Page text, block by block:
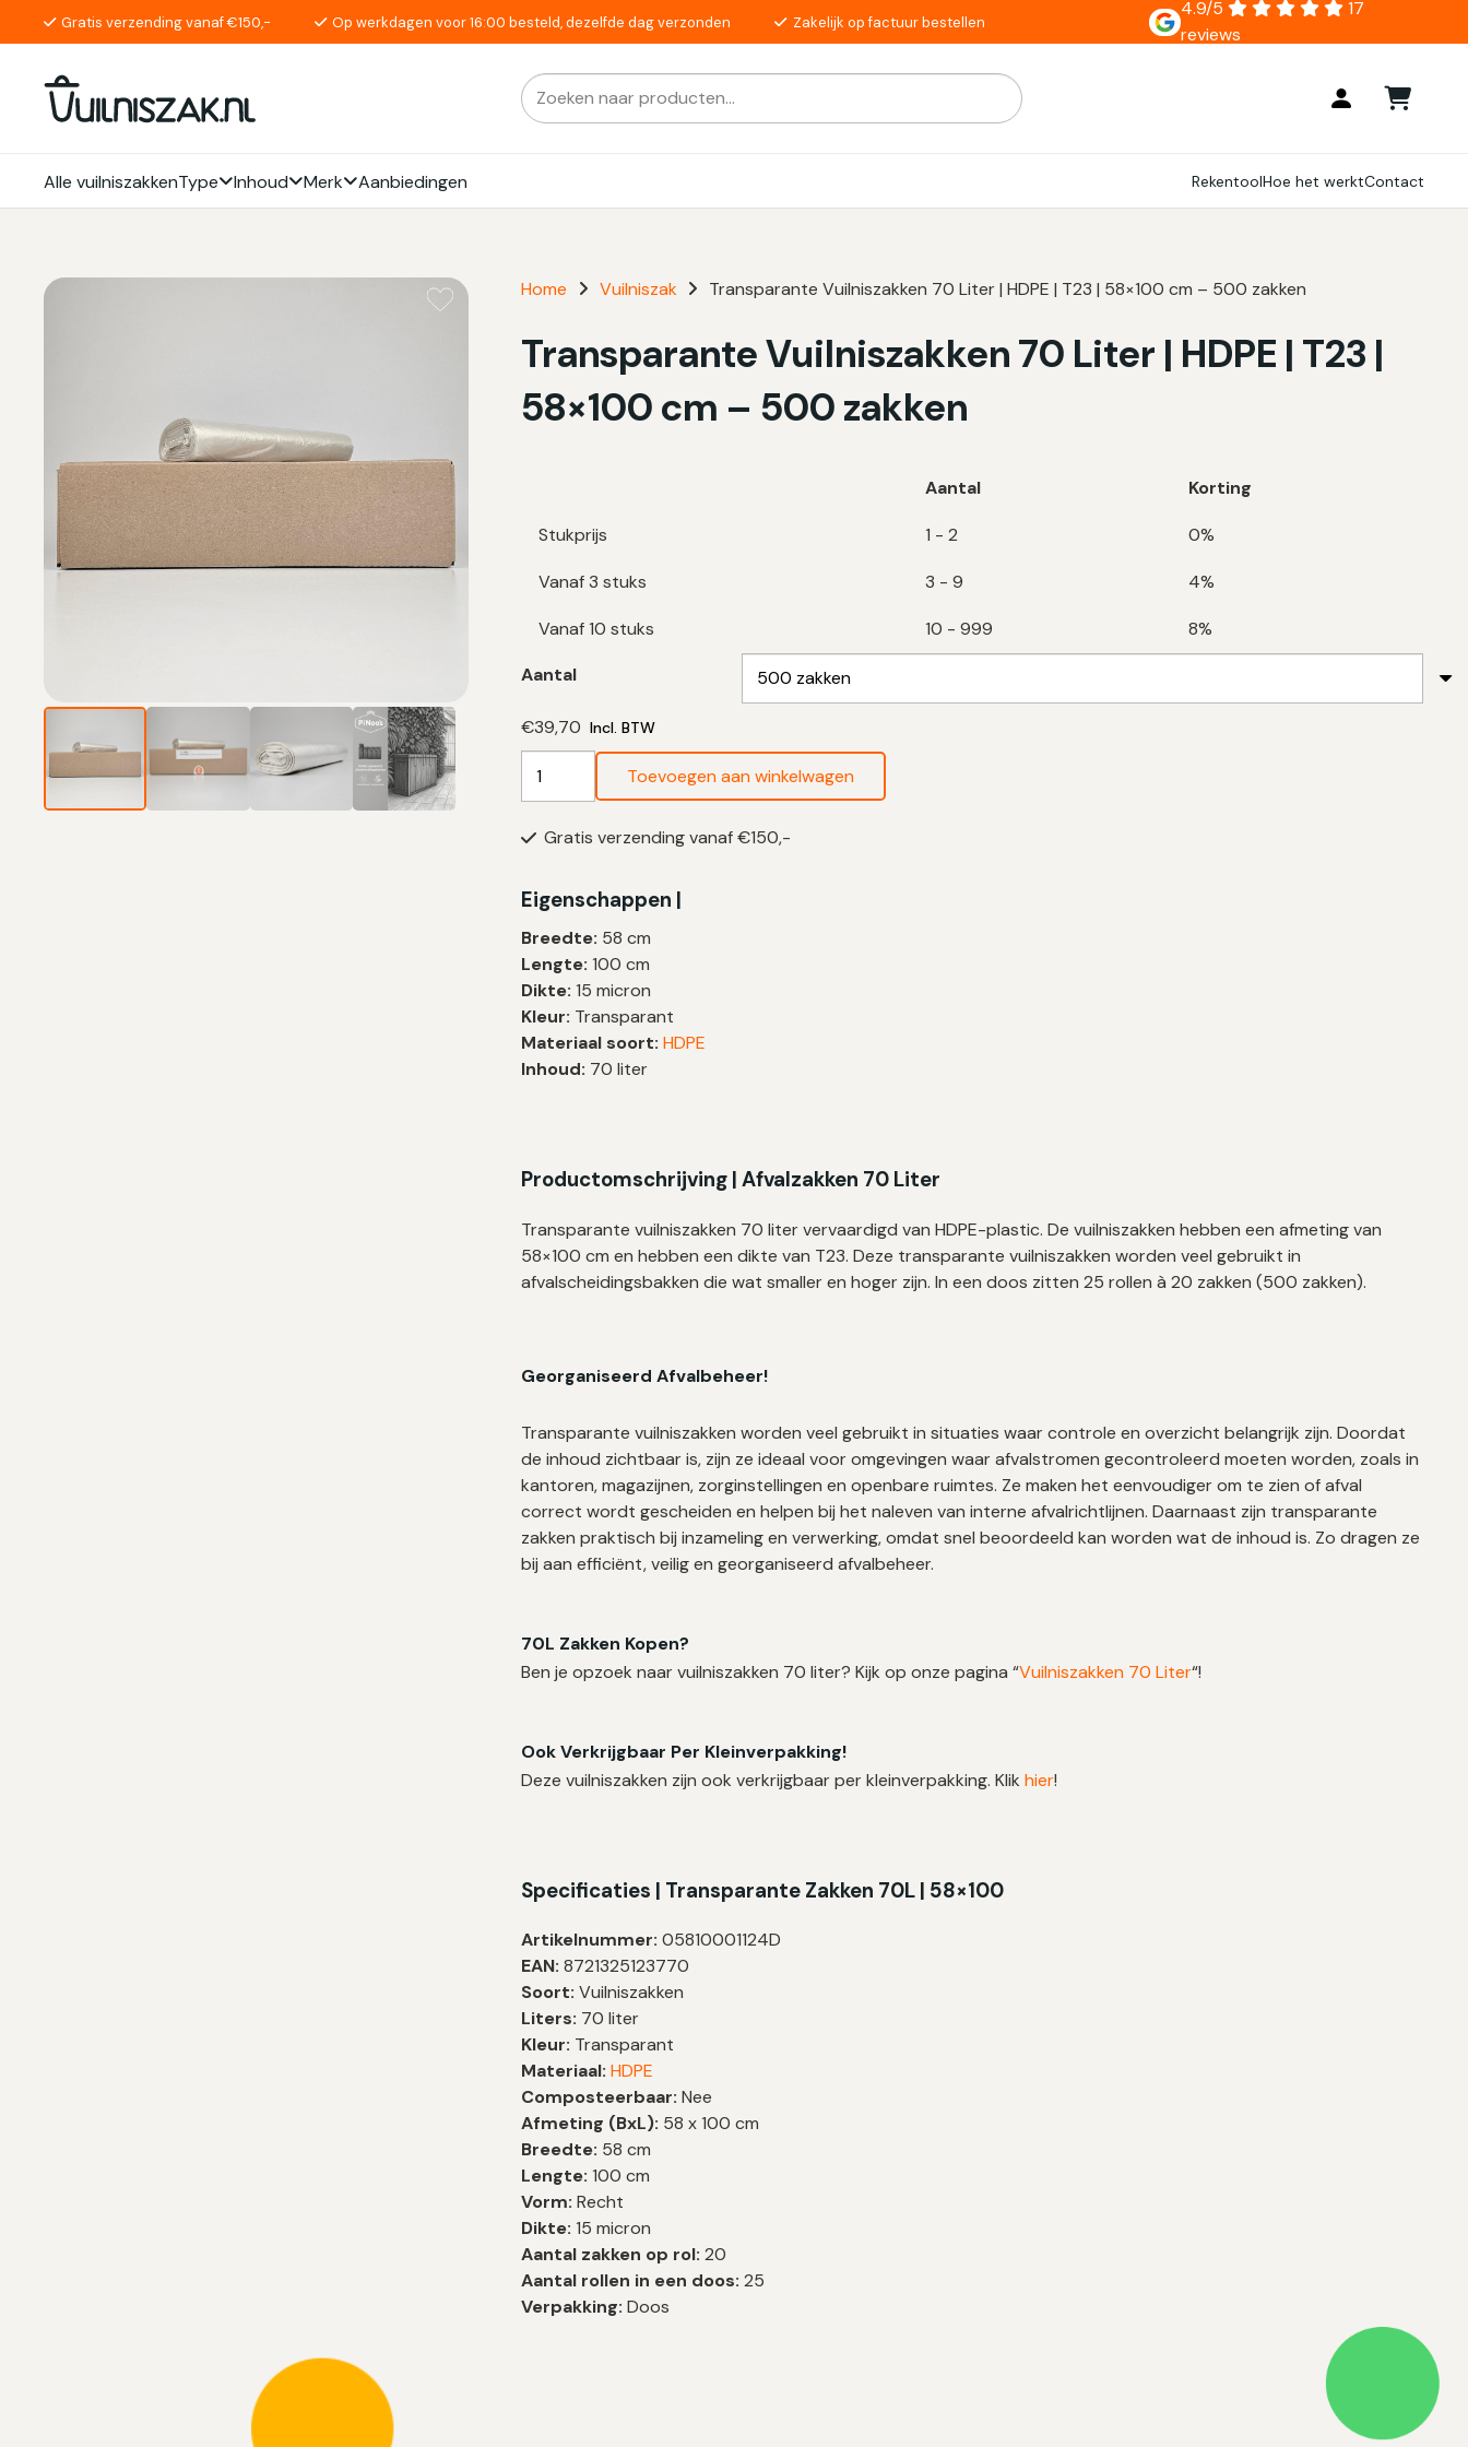
Gratis verzending vanaf €150,- Op werkdagen voor 16:00 besteld, dezelfde dag verzonden Zakelijk op factuur bestellen
4.9/5
17
reviews
Zoeken
naar:
Als de resultaten voor automatisch aanvullen beschikbaar zijn, gebruik de pijlen om omhoog en omlaag te gaan
Alle vuilniszakkenType Inhoud Merk Aanbiedingen RekentoolHoe het werktContact
Home Vuilniszak Transparante Vuilniszakken 70 Liter | HDPE | T23 | 58×100 cm – 500 zakken
Transparante Vuilniszakken 70 Liter | HDPE | T23 |
58×100 cm – 500 zakken
Aantal Korting
Stukprijs 1 - 2 0%
Vanaf 3 stuks 3 - 9 4%
Vanaf 10 stuks 10 - 999
8%
Aantal
€39,70 Incl. BTW
Transparante
Vuilniszakken
Liter
HDPE
T23
|
58×100
cm
–
500
Toevoegen aan winkelwagen
Gratis verzending vanaf €150,-
Eigenschappen |
Breedte: 58 cm
Lengte: 100 cm
Dikte: 15 micron
Kleur: Transparant
Materiaal soort: HDPE
Inhoud: 70 liter
Productomschrijving | Afvalzakken 70 Liter
Transparante vuilniszakken 70 liter vervaardigd van HDPE-plastic. De vuilniszakken hebben een afmeting van
58×100 cm en hebben een dikte van T23. Deze transparante vuilniszakken worden veel gebruikt in
afvalscheidingsbakken die wat smaller en hoger zijn. In een doos zitten 25 rollen à 20 zakken (500 zakken).
Georganiseerd Afvalbeheer!
Transparante vuilniszakken worden veel gebruikt in situaties waar controle en overzicht belangrijk zijn. Doordat
de inhoud zichtbaar is, zijn ze ideaal voor omgevingen waar afvalstromen gecontroleerd moeten worden, zoals in
kantoren, magazijnen, zorginstellingen en openbare ruimtes. Ze maken het eenvoudiger om te zien of afval
correct wordt gescheiden en helpen bij het naleven van interne afvalrichtlijnen. Daarnaast zijn transparante
zakken praktisch bij inzameling en verwerking, omdat snel beoordeeld kan worden wat de inhoud is. Zo dragen ze
bij aan efficiënt, veilig en georganiseerd afvalbeheer.
70L Zakken Kopen?
Ben je opzoek naar vuilniszakken 70 liter? Kijk op onze pagina “Vuilniszakken 70 Liter“!
Ook Verkrijgbaar Per Kleinverpakking!
Deze vuilniszakken zijn ook verkrijgbaar per kleinverpakking. Klikhier!
Specificaties | Transparante Zakken 70L | 58×100
Artikelnummer: 05810001124D
EAN:8721325123770
Soort: Vuilniszakken
Liters: 70 liter
Kleur: Transparant
Materiaal: HDPE
Composteerbaar:Nee
Afmeting (BxL): 58 x 100 cm
Breedte: 58 cm
Lengte: 100 cm
Vorm: Recht
Dikte: 15 micron
Aantal zakken op rol: 20
Aantal rollen in een doos:25
Verpakking: Doos